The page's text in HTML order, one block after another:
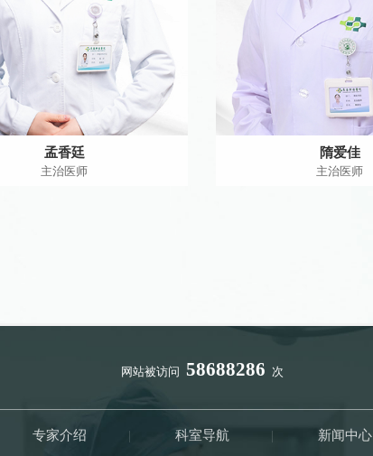
孟香廷
主治医师
隋爱佳
主治医师
网站被访问 58688286 次
专家介绍 | 科室导航 | 新闻中心